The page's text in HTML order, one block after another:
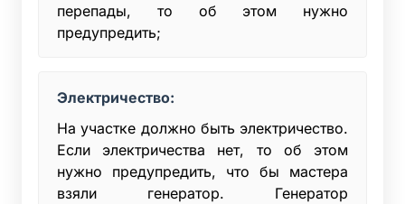
перепады, то об этом нужно
предупредить;
Электричество:
На участке должно быть электричество.
Если электричества нет, то об этом
нужно предупредить, что бы мастера
взяли генератор. Генератор